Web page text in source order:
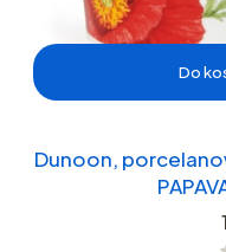
Do
Dunoon,